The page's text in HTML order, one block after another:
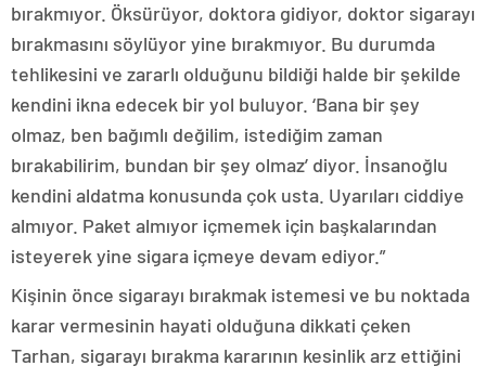
bırakmıyor. Öksürüyor, doktora gidiyor, doktor sigarayı
bırakmasını söylüyor yine bırakmıyor. Bu durumda
tehlikesini ve zararlı olduğunu bildiği halde bir şekilde
kendini ikna edecek bir yol buluyor. ‘Bana bir şey
olmaz, ben bağımlı değilim, istediğim zaman
bırakabilirim, bundan bir şey olmaz’ diyor. İnsanoğlu
kendini aldatma konusunda çok usta. Uyarıları ciddiye
almıyor. Paket almıyor içmemek için başkalarından
isteyerek yine sigara içmeye devam ediyor.”
Kişinin önce sigarayı bırakmak istemesi ve bu noktada
karar vermesinin hayati olduğuna dikkati çeken
Tarhan, sigarayı bırakma kararının kesinlik arz ettiğini